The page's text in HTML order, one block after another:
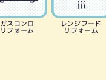
ガスコンロ
リフォーム
レンジフード
リフォーム